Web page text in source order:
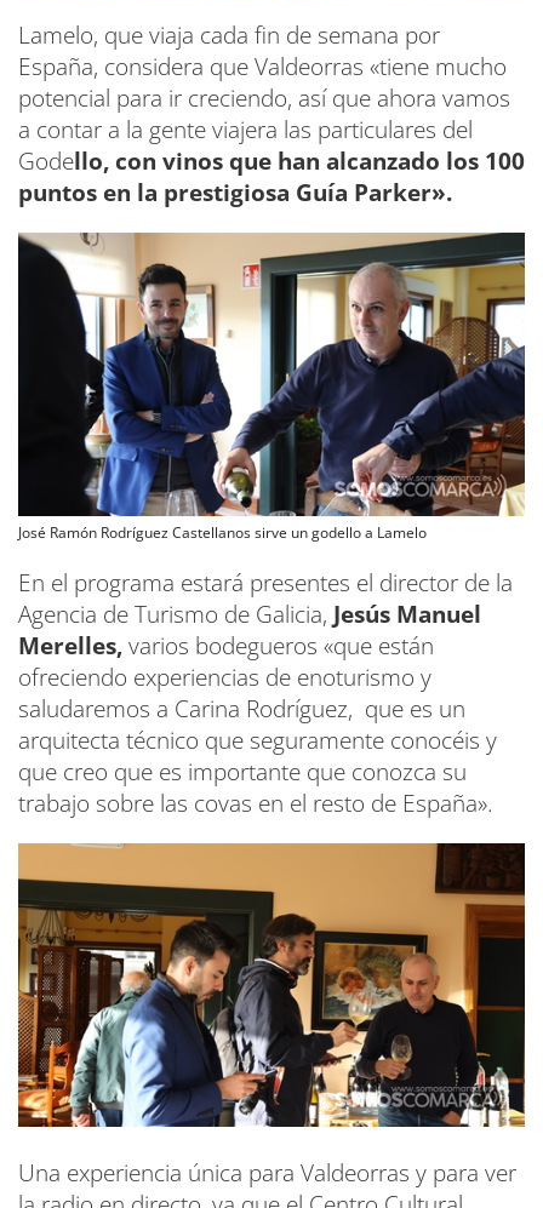
Lamelo, que viaja cada fin de semana por
España, considera que Valdeorras «tiene mucho
potencial para ir creciendo, así que ahora vamos
a contar a la gente viajera las particulares del
Godello, con vinos que han alcanzado los 100
puntos en la prestigiosa Guía Parker».
José Ramón Rodríguez Castellanos sirve un godello a Lamelo
En el programa estará presentes el director de la
Agencia de Turismo de Galicia, Jesús Manuel
Merelles,varios bodegueros «que están
ofreciendo experiencias de enoturismo y
saludaremos a Carina Rodríguez, que es un
arquitecta técnico que seguramente conocéis y
que creo que es importante que conozca su
trabajo sobre las covas en el resto de España».
Una experiencia única para Valdeorras y para ver